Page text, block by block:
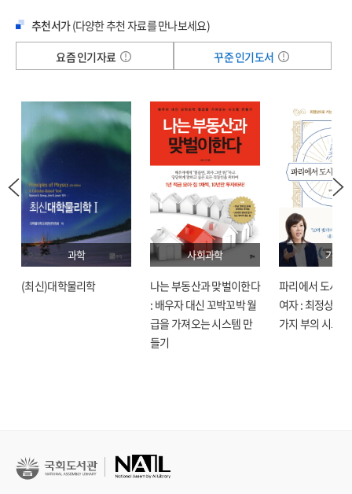
추천서가(다양한 추천 자료를 만나보세요)
요즘 인기자료
꾸준 인기도서
과학
(최신)대학물리학
사회과학
나는 부동산과 맞벌이한다
: 배우자 대신 꼬박꼬박 월
급을 가져오는 시스템 만
들기
기술
파리에서 도시락
여자 : 최정상으
가지 부의 시크릿